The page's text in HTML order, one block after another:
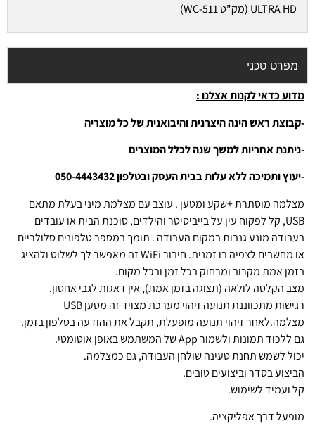
ULTRA HD (מק"ט WC-511)
מפרט טכני
מדוע כדאי לקנות אצלנו :
-קבוצת ראש הינה היצרנית והיבואנית של כל מוצריה
-ניתנת אחריות למשך שנה לכלל המוצרים
-יעוץ ותמיכה ללא עלות בבית העסק ובטלפון 050-4443432
מצלמה מוסתרת +שקע ומטען . עוצב עם מצלמת מיני בעלת מתאם
USB, קל לפקוח עין על בייביסיטר והילדים, סוכנת הבית או עובדים
בעבודה מונע גנבות במקום העבודה . תומך במספר טלפונים סלולריים
או מחשבים לצפיה בו זמנית. חיבור WiFi זה מאפשר לך לשלוט ולהציג
בזמן אמת מקרוב ומרחוק בכל זמן ובכל מקום.
מצב הקלטה לולאה (תצוגה בזמן אמת), אין דאגות לגבי אחסון.
רגישות מתכווננת תנועה זיהוי מערכת מצויד זה מטען USB
מצלמה.לאחר זיהוי תנועה מופעלת, תקבל את ההודעה בטלפון בזמן.
גם ללכוד תמונות ולשמור App של המשתמש באופן אוטומטי.
יכול לשמש תחנת טעינה שולחן העבודה, גם כמצלמה.
הביצוע בסדר וביצועים טובים.
קל ועמיד לשימוש.
מופעל דרך אפליקציה.